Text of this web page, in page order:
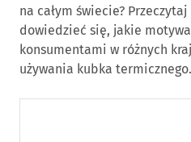
na całym świecie?
dowiedzieć się, jakie
konsumentami w różnych
używania kubka termicznego.